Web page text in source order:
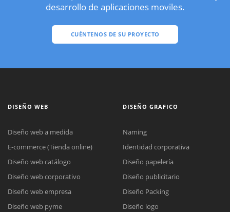
desarrollo de aplicaciones moviles.
CUÉNTENOS DE SU PROYECTO
DISEÑO WEB
Diseño web a medida
E-commerce (Tienda online)
Diseño web catálogo
Diseño web corporativo
Diseño web empresa
Diseño web pyme
DISEÑO GRAFICO
Naming
Identidad corporativa
Diseño papelería
Diseño publicitario
Diseño Packing
Diseño logo